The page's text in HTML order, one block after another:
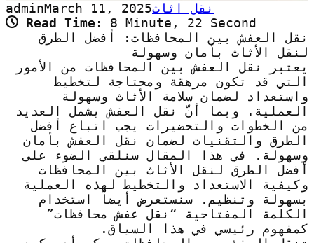
adminMarch 11, 2025نقل اثاث
Read Time:
8 Minute, 22 Second
نقل العفش بين المحافظات: أفضل الطرق
لنقل الأثاث بأمان وسهولة
يعتبر نقل العفش بين المحافظات من الأمور
التي قد تكون مرهقة ومحتاجة لتخطيط
واستعداد لضمان سلامة الأثاث وسهولة
العملية. وبما أنّ نقل العفش يشمل العديد
من الخطوات والتحضيرات يجب اتباع أفضل
الطرق والتقنيات لضمان نقل العفش بأمان
وسهولة. في هذا المقال سنلقي الضوء على
أفضل الطرق لنقل الأثاث بين المحافظات
وكيفية الاستعداد والتخطيط لهذه العملية
بسهولة وتنظيم. سنستعرض أيضاً استخدام
الكلمة المفتاحية “نقل عفش محافظات”
كمفهوم رئيسي في هذا السياق.